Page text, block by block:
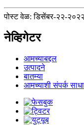
पोस्ट वेळ: डिसेंबर-२२-२०२२
नेव्हिगेटर
आमच्याबद्दल
उत्पादने
बातम्या
आमच्याशी संपर्क साधा